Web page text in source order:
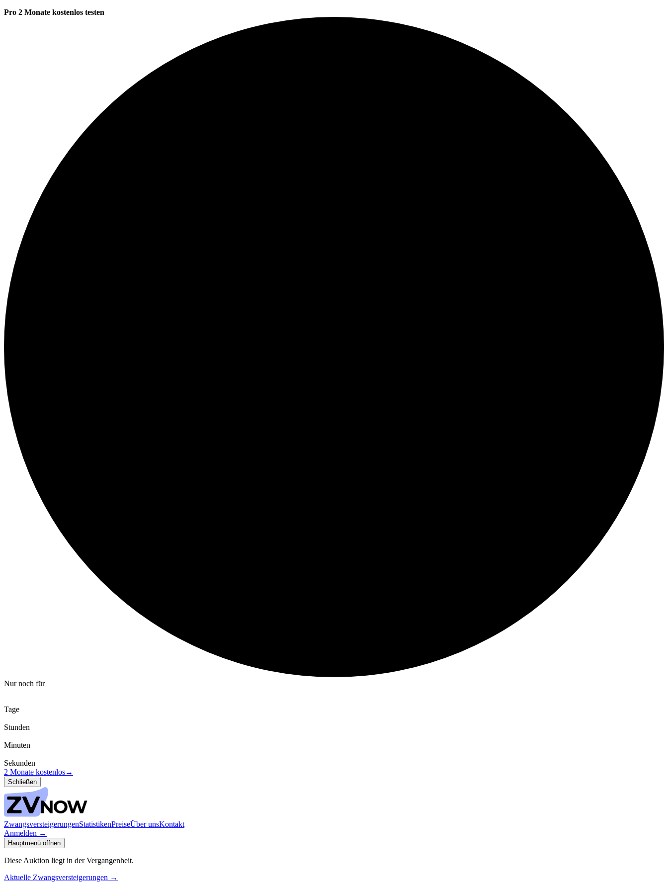
Pro 2 Monate kostenlos testen
Nur noch für
Tage
Stunden
Minuten
Sekunden
2 Monate kostenlos→
Schließen
ZwangsversteigerungenStatistikenPreiseÜber unsKontakt
Anmelden →
Hauptmenü öffnen
Diese Auktion liegt in der Vergangenheit.
Aktuelle Zwangsversteigerungen →